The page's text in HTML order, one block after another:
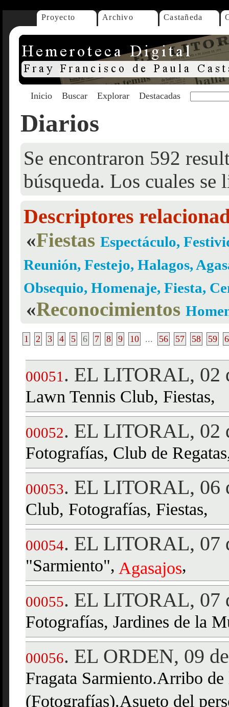
Proyecto Archivo Castañeda
Inicio Buscar Explorar Destacadas
Diarios
Se encontraron 592
búsqueda. Los cuales se
Descriptores
«Fiestas Espectáculo,
Reunión, Festejo, Halagos,
Obsequio, Homenaje, Fiesta,
«Reconocimientos
1 2 3 4 5 6 7 8 9 10 ... 56 57 58 59
00051 . EL LITORAL, 02
Lawn Tennis Club, Fiestas,
00052. EL LITORAL, 02
Fotografías, Club de
00053. EL LITORAL, 06
Club, Fotografías, Fiestas,
00054. EL LITORAL, 07
"Sarmiento", Agasajos,
00055. EL LITORAL, 07
Fotografías, Jardines de la
00056. EL ORDEN, 09
Fragata Sarmiento.Arribo